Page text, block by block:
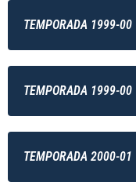
TEMPORADA 1999-00
TEMPORADA 1999-00
TEMPORADA 2000-01